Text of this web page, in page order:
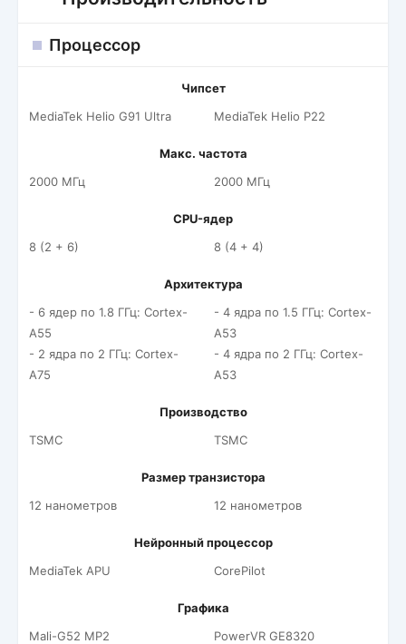
Процессор
Чипсет
MediaTek Helio G91 Ultra
MediaTek Helio P22
Макс. частота
2000 МГц
2000 МГц
CPU-ядер
8 (2 + 6)
8 (4 + 4)
Архитектура
- 6 ядер по 1.8 ГГц: Cortex-
A55
- 2 ядра по 2 ГГц: Cortex-
A75
- 4 ядра по 1.5 ГГц: Cortex-
A53
- 4 ядра по 2 ГГц: Cortex-
A53
Производство
TSMC
TSMC
Размер транзистора
12 нанометров
12 нанометров
Нейронный процессор
MediaTek APU
CorePilot
Графика
Mali-G52 MP2
PowerVR GE8320